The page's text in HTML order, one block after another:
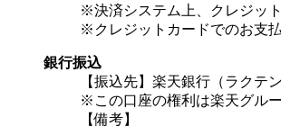
※決済システム上、クレジッ
※クレジットカードでのお支
銀行振込
【振込先】楽天銀行（ラクテ
※この口座の権利は楽天グル
【備考】